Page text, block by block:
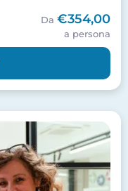
Da €354,00
a persona